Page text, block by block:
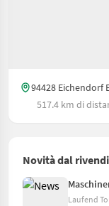
94428 Eichendorf
517.4 km di
Novità dal
Laufend